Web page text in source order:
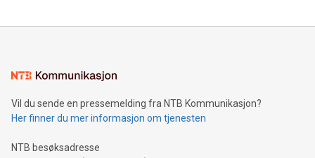
Vil du sende en pressemelding fra NTB Kommunikasjon?
Her finner du mer informasjon om tjenesten
NTB besøksadresse